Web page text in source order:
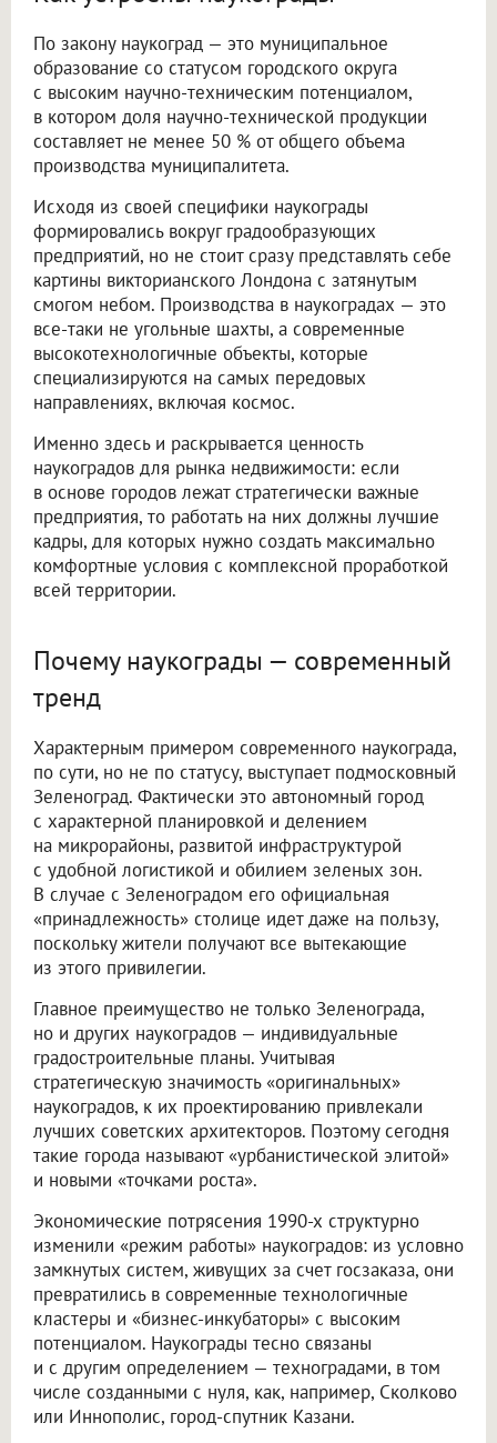
По закону наукоград — это муниципальное
образование со статусом городского округа
с высоким научно-техническим потенциалом,
в котором доля научно-технической продукции
составляет не менее 50 % от общего объема
производства муниципалитета.
Исходя из своей специфики наукограды
формировались вокруг градообразующих
предприятий, но не стоит сразу представлять себе
картины викторианского Лондона с затянутым
смогом небом. Производства в наукоградах — это
все-таки не угольные шахты, а современные
высокотехнологичные объекты, которые
специализируются на самых передовых
направлениях, включая космос.
Именно здесь и раскрывается ценность
наукоградов для рынка недвижимости: если
в основе городов лежат стратегически важные
предприятия, то работать на них должны лучшие
кадры, для которых нужно создать максимально
комфортные условия с комплексной проработкой
всей территории.
Почему наукограды — современный
тренд
Характерным примером современного наукограда,
по сути, но не по статусу, выступает подмосковный
Зеленоград. Фактически это автономный город
с характерной планировкой и делением
на микрорайоны, развитой инфраструктурой
с удобной логистикой и обилием зеленых зон.
В случае с Зеленоградом его официальная
«принадлежность» столице идет даже на пользу,
поскольку жители получают все вытекающие
из этого привилегии.
Главное преимущество не только Зеленограда,
но и других наукоградов — индивидуальные
градостроительные планы. Учитывая
стратегическую значимость «оригинальных»
наукоградов, к их проектированию привлекали
лучших советских архитекторов. Поэтому сегодня
такие города называют «урбанистической элитой»
и новыми «точками роста».
Экономические потрясения 1990-х структурно
изменили «режим работы» наукоградов: из условно
замкнутых систем, живущих за счет госзаказа, они
превратились в современные технологичные
кластеры и «бизнес-инкубаторы» с высоким
потенциалом. Наукограды тесно связаны
и с другим определением — техноградами, в том
числе созданными с нуля, как, например, Сколково
или Иннополис, город-спутник Казани.